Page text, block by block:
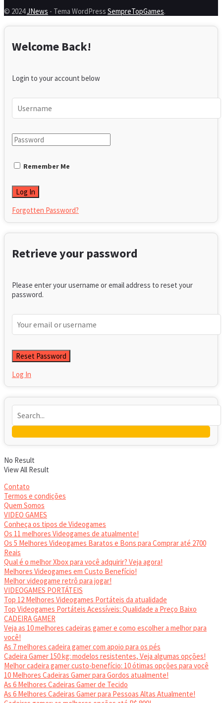
© 2024JNews - Tema WordPress SempreTopGames.
Welcome Back!
Login to your account below
Remember Me
Forgotten Password?
Retrieve your password
Please enter your username or email address to reset your
password.
Log In
No Result
View All Result
Contato
Termos e condições
Quem Somos
VIDEO GAMES
Conheça os tipos de Videogames
Os 11 melhores Videogames de atualmente!
Os 5 Melhores Videogames Baratos e Bons para Comprar até 2700
Reais
Qual é o melhor Xbox para você adquirir? Veja agora!
Melhores Videogames em Custo Benefício!
Melhor videogame retrô para jogar!
VIDEOGAMES PORTÁTEIS
Top 12 Melhores Videogames Portáteis da atualidade
Top Videogames Portáteis Acessíveis: Qualidade a Preço Baixo
CADEIRA GAMER
Veja as 10 melhores cadeiras gamer e como escolher a melhor para
você!
As 7 melhores cadeira gamer com apoio para os pés
Cadeira Gamer 150 kg: modelos resistentes, Veja algumas opções!
Melhor cadeira gamer custo-benefício: 10 ótimas opções para você
10 Melhores Cadeiras Gamer para Gordos atualmente!
As 6 Melhores Cadeiras Gamer de Tecido
As 6 Melhores Cadeiras Gamer para Pessoas Altas Atualmente!